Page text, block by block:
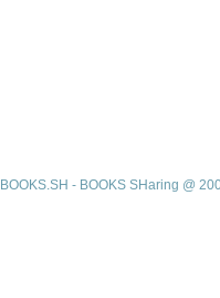
BOOKS.SH - BOOKS SHaring @